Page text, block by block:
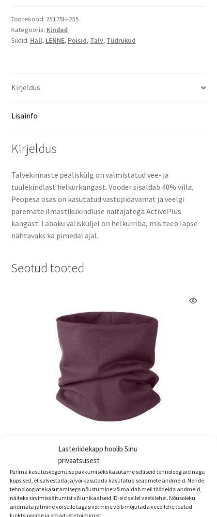
Lasteriidekapp hoolib Sinu
privaatsusest
Parima kasutuskogemuse pakkumiseks kasutame selliseid tehnoloogiaid nagu
küpsised, et salvestada ja/või kasutada kasutatud seadmete andmeid. Nende
tehnoloogiate kasutamisega nõustumine võimaldab meil töödelda andmeid,
näiteks sirvimiskäitumist või unikaalseid ID-sid sellel veebilehel. Nõusoleku
andmata jätmine või selle tagasivõtmine võib mõjutada veebilehe teatud
funktsioonide ja omaduste toimimist.
GLINT
kogus
Tootekood: 25175H-255
Kategooria: Kindad
Sildid: Hall, LENNE, Poisid, Talv, Tüdrukud
Kirjeldus
Lisainfo
Kirjeldus
Talvekinnaste pealiskülg on valmistatud vee- ja
tuulekindlast helkurkangast. Vooder sisaldab 40% villa.
Peopesa osas on kasutatud vastupidavamat ja veelgi
paremate ilmastikukindluse näitajatega ActivePlus
kangast. Labaku välisküljel on helkurriba, mis teeb lapse
nähtavaks ka pimedal ajal.
Seotud tooted
Lenne puuvillane torusall POP
€10.90
Vali
Sellel
tootel